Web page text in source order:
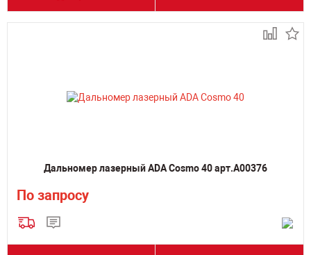
Дальномер лазерный ADA Cosmo 40 арт.А00376
По запросу